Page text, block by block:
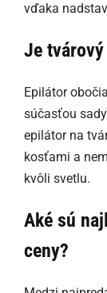
vďaka
Je
Epilátor
súčasťou
epilátor na
kosťami a
kvôli svetlu.
Aké sú
ceny?